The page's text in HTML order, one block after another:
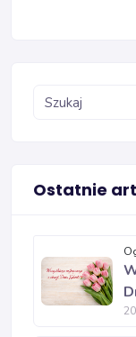
Ostatnie